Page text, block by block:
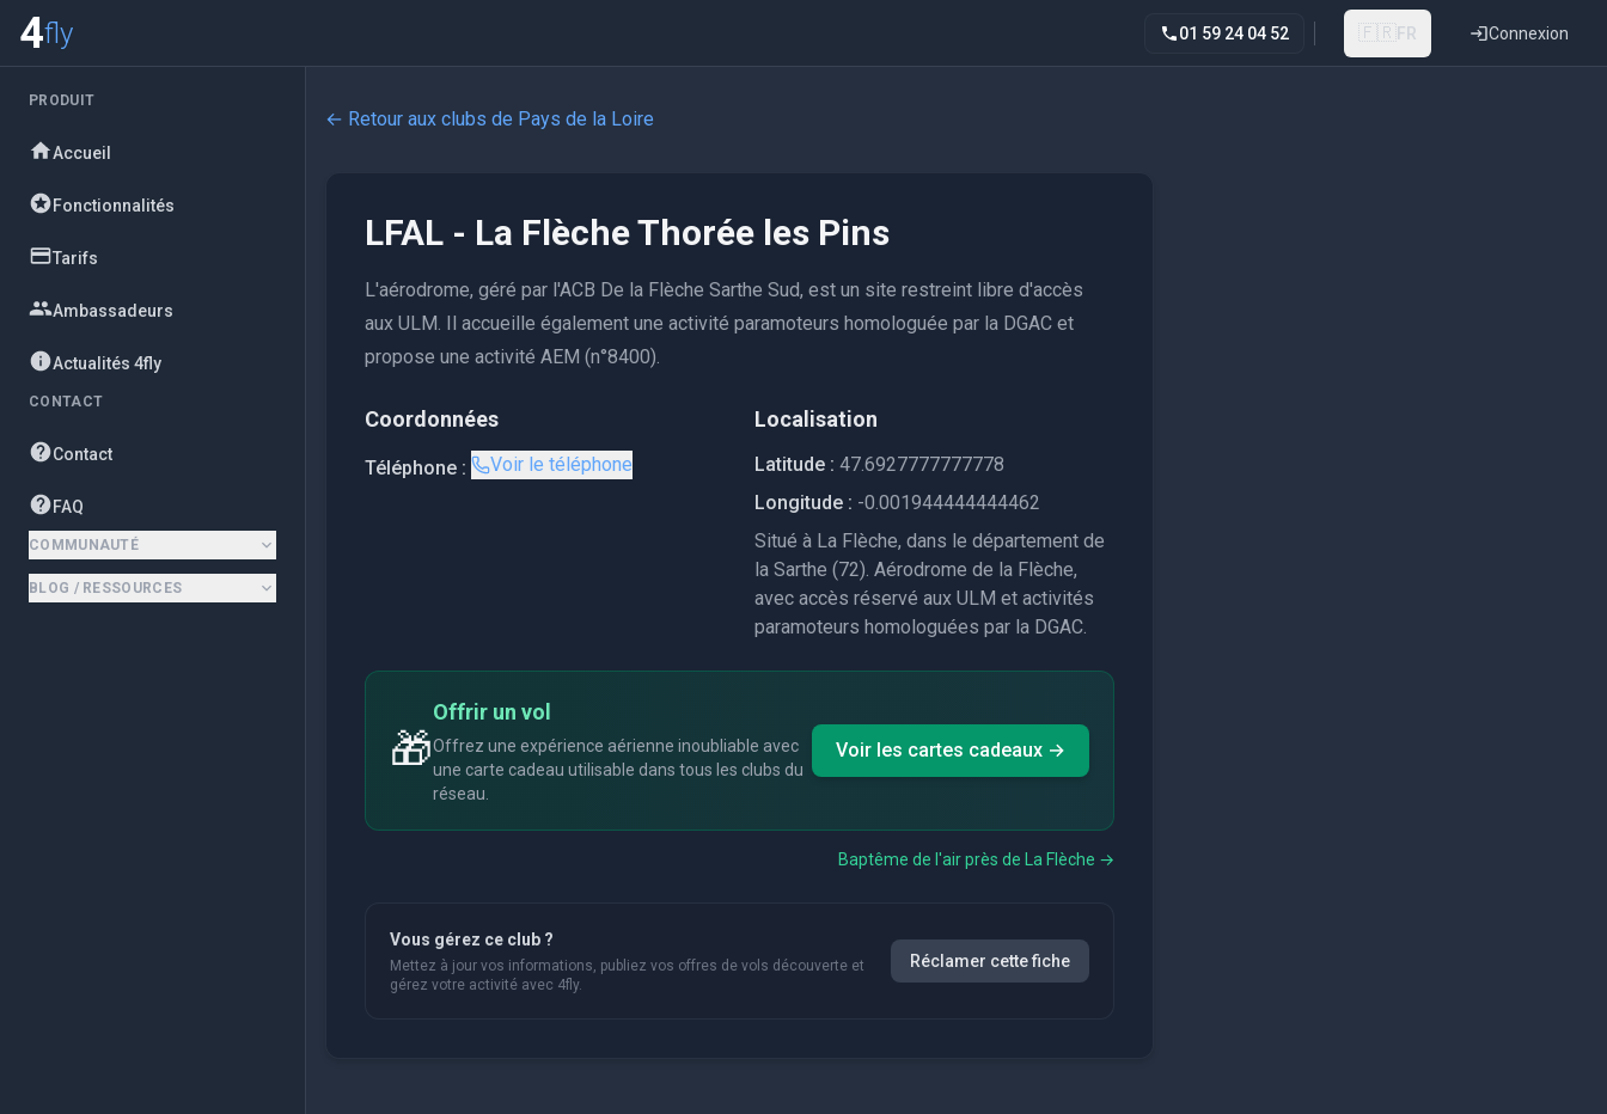
4fly 01 59 24 04 52 🇫🇷FR Connexion
PRODUIT
Accueil
Fonctionnalités
Tarifs
Ambassadeurs
Actualités 4fly
CONTACT
Contact
FAQ
COMMUNAUTÉ
BLOG / RESSOURCES
← Retour aux clubs de Pays de la Loire
LFAL - La Flèche Thorée les Pins
L'aérodrome, géré par l'ACB De la Flèche Sarthe Sud, est un site restreint libre d'accès
aux ULM. Il accueille également une activité paramoteurs homologuée par la DGAC et
propose une activité AEM (n°8400).
Coordonnées
Téléphone : Voir le téléphone
Localisation
Latitude : 47.6927777777778
Longitude : -0.001944444444462
Situé à La Flèche, dans le département de
la Sarthe (72). Aérodrome de la Flèche,
avec accès réservé aux ULM et activités
paramoteurs homologuées par la DGAC.
🎁
Offrir un vol
Offrez une expérience aérienne inoubliable avec
une carte cadeau utilisable dans tous les clubs du
réseau.
Voir les cartes cadeaux →
Baptême de l'air près de La Flèche →
Vous gérez ce club ?
Mettez à jour vos informations, publiez vos offres de vols découverte et
gérez votre activité avec 4fly.
Réclamer cette fiche